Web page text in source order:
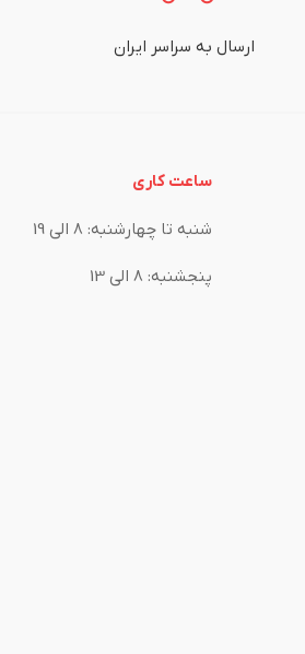
ارسال به سراسر ایران
ساعت کاری
شنبه تا چهارشنبه: 8 الی 19
پنجشنبه: 8 الی 13